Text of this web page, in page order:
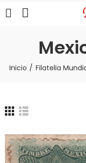
Inicio Filatelia